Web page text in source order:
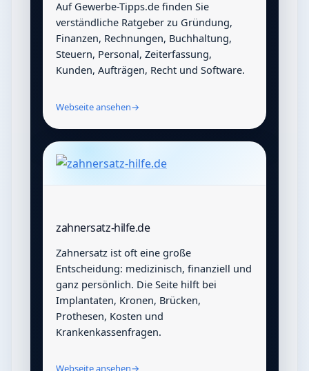
Auf Gewerbe-Tipps.de finden Sie
verständliche Ratgeber zu Gründung,
Finanzen, Rechnungen, Buchhaltung,
Steuern, Personal, Zeiterfassung,
Kunden, Aufträgen, Recht und Software.
Webseite ansehen→
zahnersatz-hilfe.de
Zahnersatz ist oft eine große
Entscheidung: medizinisch, finanziell und
ganz persönlich. Die Seite hilft bei
Implantaten, Kronen, Brücken,
Prothesen, Kosten und
Krankenkassenfragen.